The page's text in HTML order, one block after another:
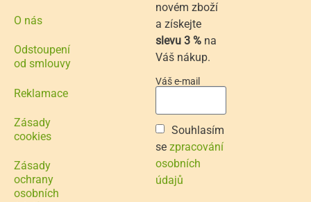
O nás
Odstoupení
od smlouvy
Reklamace
Zásady
cookies
Zásady
ochrany
osobních
novém zboží
a získejte
slevu 3 % na
Váš nákup.
Váš e-mail
Souhlasím
se zpracování
osobních
údajů